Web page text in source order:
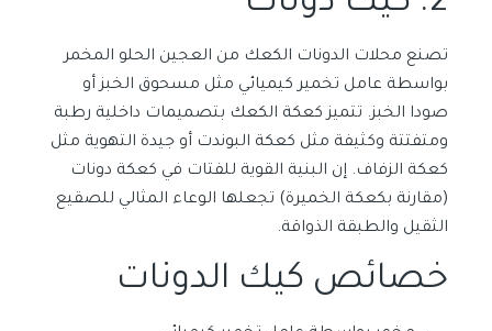
تصنع محلات الدونات الكعك من العجين الحلو المخمر
بواسطة عامل تخمير كيميائي مثل مسحوق الخبز أو
صودا الخبز. تتميز كعكة الكعك بتصميمات داخلية رطبة
ومتفتتة وكثيفة مثل كعكة البوندت أو جيدة التهوية مثل
كعكة الزفاف. إن البنية القوية للفتات في كعكة دونات
(مقارنة بكعكة الخميرة) تجعلها الوعاء المثالي للصقيع
الثقيل والطبقة الذواقة.
خصائص كيك الدونات